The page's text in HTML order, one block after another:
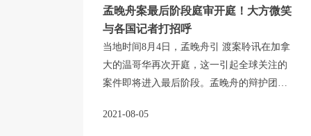
孟晚舟案最后阶段庭审开庭！大方微笑
与各国记者打招呼
当地时间8月4日，孟晚舟引 渡案聆讯在加拿
大的温哥华再次开庭，这一引起全球关注的
案件即将进入最后阶段。孟晚舟的辩护团队
多的法庭辩论，庭审过程预计于8月21日结
2021-08-05